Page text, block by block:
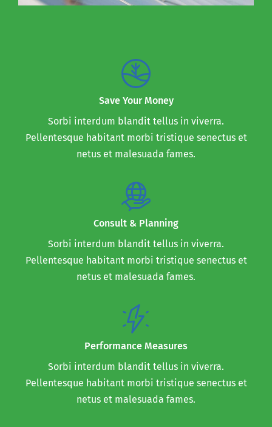
Save Your Money
Sorbi interdum blandit tellus in viverra.
Pellentesque habitant morbi tristique senectus et
netus et malesuada fames.
Consult & Planning
Sorbi interdum blandit tellus in viverra.
Pellentesque habitant morbi tristique senectus et
netus et malesuada fames.
Performance Measures
Sorbi interdum blandit tellus in viverra.
Pellentesque habitant morbi tristique senectus et
netus et malesuada fames.